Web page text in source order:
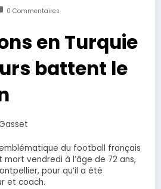
0 Commentaires
en Turquie
battent le
du football français
mort vendredi à l’âge de 72 ans,
pour qu’il a été
et coach.